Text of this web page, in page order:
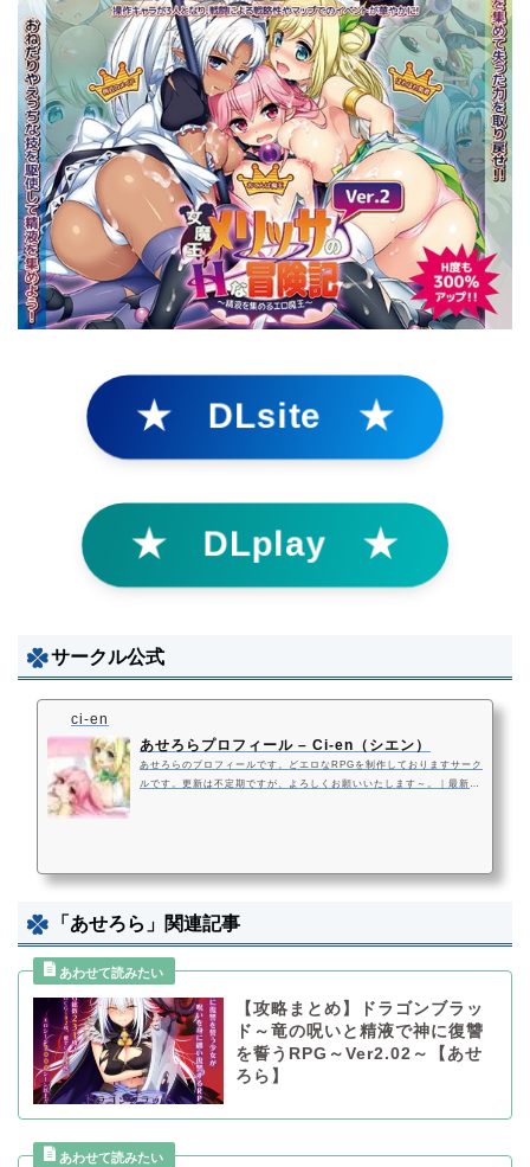
★ DLsite ★
★ DLplay ★
サークル公式
ci-en
あせろらプロフィール – Ci-en（シエン）
あせろらのプロフィールです。どエロなRPGを制作しておりますサーク
ルです。更新は不定期ですが、よろしくお願いいたします～。｜最新の
「あせろら」関連記事
【攻略まとめ】ドラゴンブラッ
ド～竜の呪いと精液で神に復讐
を誓うRPG～Ver2.02～【あせ
ろら】